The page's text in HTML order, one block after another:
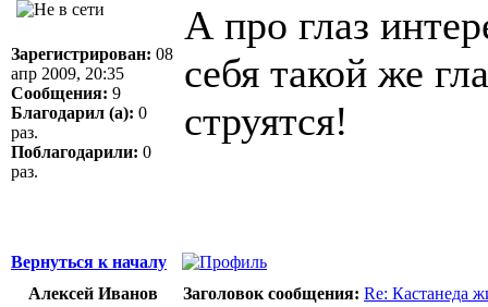
Зарегистрирован: 08
апр 2009, 20:35
Сообщения: 9
Благодарил (а): 0
раз.
Поблагодарили: 0
раз.
А про глаз
себя такой же
струятся!
Вернуться к началу
Алексей Иванов
Заголовок сообщения: Re: Кастанеда